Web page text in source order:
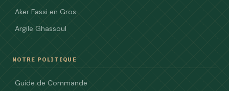
Aker Fassi en Gros
Argile Ghassoul
NOTRE POLITIQUE
Guide de Commande